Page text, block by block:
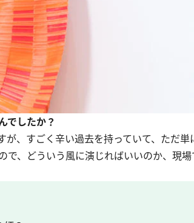
でしたか？
、すごく辛い過去を持っていて、ただ単
、どういう風に演じればいいのか、現